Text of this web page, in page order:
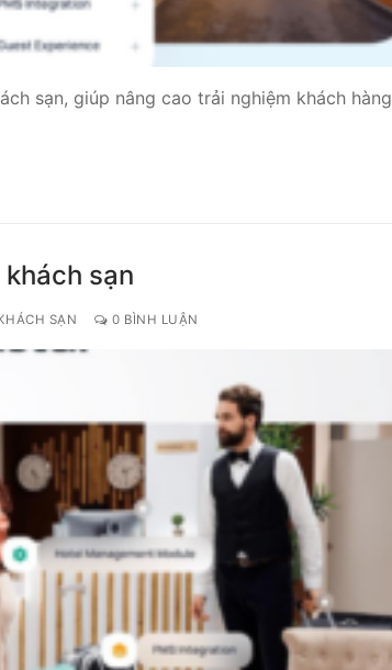
sạn, giúp nâng cao trải nghiệm khách
sạn
SẠN 0 BÌNH LUẬN